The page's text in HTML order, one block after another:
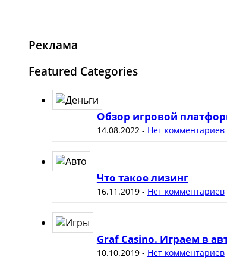
Реклама
Featured Categories
Обзор игровой
14.08.2022 - Нет комментариев
Что такое лизинг
16.11.2019- Нет комментариев
Graf Casino. Играем в
10.10.2019- Нет комментариев